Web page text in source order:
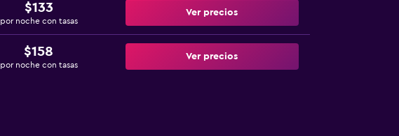
$133
por noche con tasas
Ver precios
$158
por noche con tasas
Ver precios